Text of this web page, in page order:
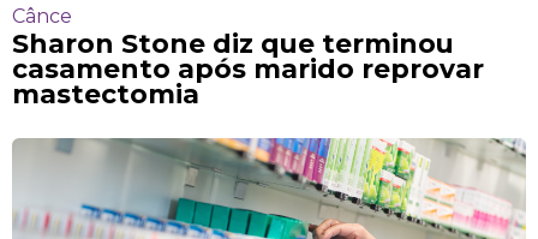
Cânce
Sharon Stone diz que terminou
casamento após marido reprovar
mastectomia